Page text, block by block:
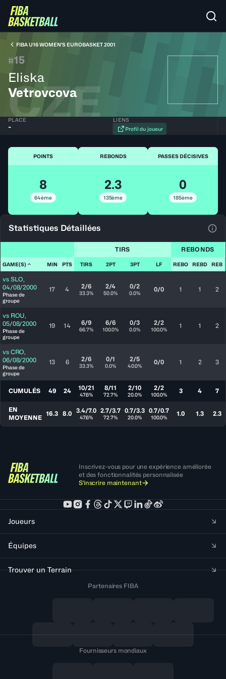
FIBA U16 WOMEN'S EUROBASKET 2001
#15
Eliska
Vetrovcova
CZE
PLACE
-
LIENS
Profil du joueur
POINTS
8
64ème
REBONDS
2.3
135ème
PASSES DÉCISIVES
0
185ème
Statistiques Détaillées
TIRS REBONDS
GAME(S) MIN PTS TIRS 2PT 3PT LF REBO REBD REB
vs SLO,
04/08/2000
Phase de
groupe
17 4 2/6
33.3%
2/4
50.0%
0/2
0.0% 0/0 1 1 2
vs ROU,
05/08/2000
Phase de
groupe
19 14 6/9
66.7%
6/6
100.0%
0/3
0.0%
2/2
100.0% 1 1 2
vs CRO,
06/08/2000
Phase de
groupe
13 6 2/6
33.3%
0/1
0.0%
2/5
40.0% 0/0 1 2 3
CUMULÉS 49 24 10/21
47.6%
8/11
72.7%
2/10
20.0%
2/2
100.0% 3 4 7
EN
MOYENNE
16.3 8.0 3.4/7.0
47.6%
2.7/3.7
72.7%
0.7/3.3
20.0%
0.7/0.7
100.0% 1.0 1.3 2.3
Inscrivez-vous pour une expérience améliorée
et des fonctionnalités personnalisée
S'inscrire maintenant
Joueurs
Équipes
Trouver un Terrain
Partenaires FIBA
Fournisseurs mondiaux